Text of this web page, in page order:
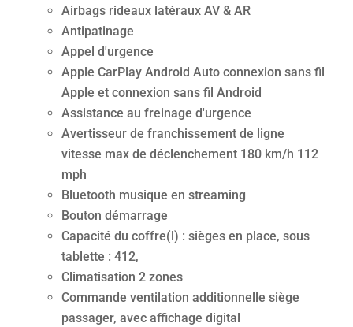
Airbags rideaux latéraux AV & AR
Antipatinage
Appel d'urgence
Apple CarPlay Android Auto connexion sans fil
Apple et connexion sans fil Android
Assistance au freinage d'urgence
Avertisseur de franchissement de ligne
vitesse max de déclenchement 180 km/h 112
mph
Bluetooth musique en streaming
Bouton démarrage
Capacité du coffre(l) : sièges en place, sous
tablette : 412,
Climatisation 2 zones
Commande ventilation additionnelle siège
passager, avec affichage digital